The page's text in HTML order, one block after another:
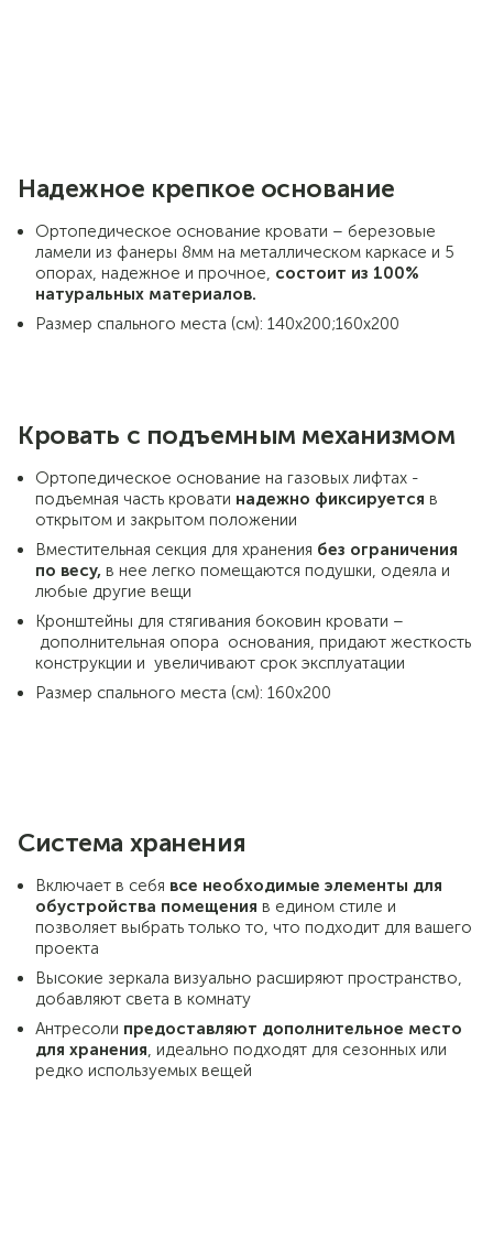
Надежное крепкое основание
Ортопедическое основание кровати – березовые
ламели из фанеры 8мм на металлическом каркасе и 5
опорах, надежное и прочное, состоит из 100%
натуральных материалов.
Размер спального места (см): 140х200;160х200
Кровать с подъемным механизмом
Ортопедическое основание на газовых лифтах -
подъемная часть кровати надежно фиксируется в
открытом и закрытом положении
Вместительная секция для хранения без ограничения
по весу, в нее легко помещаются подушки, одеяла и
любые другие вещи
Кронштейны для стягивания боковин кровати –
дополнительная опора основания, придают жесткость
конструкции и увеличивают срок эксплуатации
Размер спального места (см): 160х200
Система хранения
Включает в себя все необходимые элементы для
обустройства помещения в едином стиле и
позволяет выбрать только то, что подходит для вашего
проекта
Высокие зеркала визуально расширяют пространство,
добавляют света в комнату
Антресоли предоставляют дополнительное место
для хранения, идеально подходят для сезонных или
редко используемых вещей